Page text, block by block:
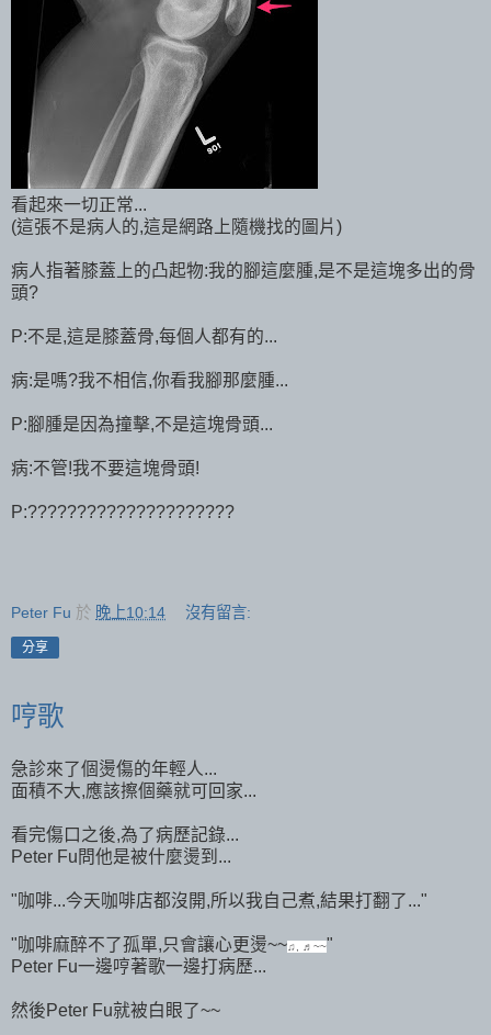
看起來一切正常...
(這張不是病人的,這是網路上隨機找的圖片)
病人指著膝蓋上的凸起物:我的腳這麼腫,是不是這塊多出的骨
頭?
P:不是,這是膝蓋骨,每個人都有的...
病:是嗎?我不相信,你看我腳那麼腫...
P:腳腫是因為撞擊,不是這塊骨頭...
病:不管!我不要這塊骨頭!
P:?????????????????????
Peter Fu 於 晚上10:14 沒有留言:
分享
哼歌
急診來了個燙傷的年輕人...
面積不大,應該擦個藥就可回家...
看完傷口之後,為了病歷記錄...
Peter Fu問他是被什麼燙到...
"咖啡...今天咖啡店都沒開,所以我自己煮,結果打翻了..."
"咖啡麻醉不了孤單,只會讓心更燙~~♫, ♬~~"
Peter Fu一邊哼著歌一邊打病歷...
然後Peter Fu就被白眼了~~